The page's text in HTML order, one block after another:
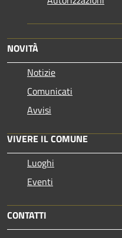
NOVITÀ
Notizie
Comunicati
Avvisi
VIVERE IL COMUNE
Luoghi
Eventi
CONTATTI